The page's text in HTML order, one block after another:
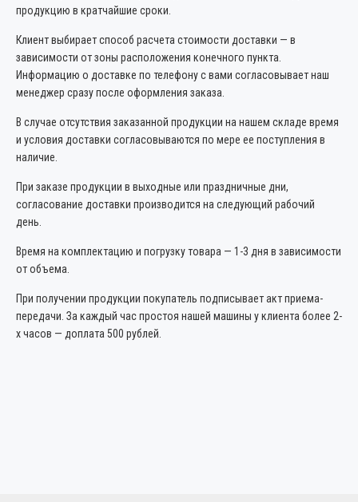
продукцию в кратчайшие сроки.
Клиент выбирает способ расчета стоимости доставки — в
зависимости от зоны расположения конечного пункта.
Информацию о доставке по телефону с вами согласовывает наш
менеджер сразу после оформления заказа.
В случае отсутствия заказанной продукции на нашем складе время
и условия доставки согласовываются по мере ее поступления в
наличие.
При заказе продукции в выходные или праздничные дни,
согласование доставки производится на следующий рабочий
день.
Время на комплектацию и погрузку товара — 1-3 дня в зависимости
от объема.
При получении продукции покупатель подписывает акт приема-
передачи. За каждый час простоя нашей машины у клиента более 2-
х часов — доплата 500 рублей.